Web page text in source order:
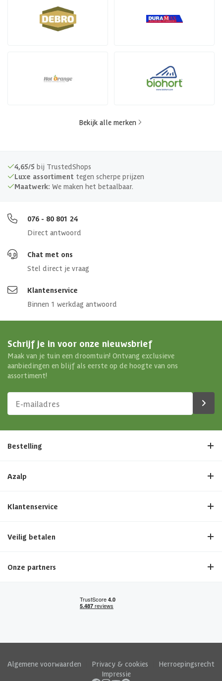
Bekijk alle merken
4,65/5 bij TrustedShops
Luxe assortiment tegen scherpe prijzen
Maatwerk: We maken het betaalbaar.
076 - 80 801 24
Direct antwoord
Chat met ons
Stel direct je vraag
Klantenservice
Binnen 1 werkdag antwoord
Schrijf je in voor onze nieuwsbrief
Maak van je tuin een droomtuin! Ontvang exclusieve
aanbiedingen en blijf als eerste op de hoogte van ons
assortiment!
Bestelling
Azalp
Klantenservice
Veilig betalen
Onze partners
Algemene voorwaarden Privacy & cookies
Herroepingsrecht
Impressie